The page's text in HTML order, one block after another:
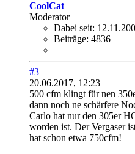
CoolCat
Moderator
Dabei seit:
Beiträge: 4836
#3
20.06.2017, 12:23
500 cfm klingt für nen
dann noch ne schärfere
Carlo hat nur den 305er
worden ist. Der Vergaser
hat schon etwa 750cfm!